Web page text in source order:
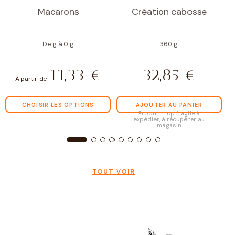
Macarons
De g à 0 g
À partir de 11,33 €
CHOISIR LES OPTIONS
Création cabosse
360 g
32,85 €
AJOUTER AU PANIER
Produit trop fragile à
expédier, à récupérer au
magasin
TOUT VOIR